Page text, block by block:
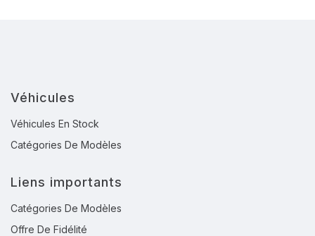
Véhicules
Véhicules En Stock
Catégories De Modèles
Liens importants
Catégories De Modèles
Offre De Fidélité